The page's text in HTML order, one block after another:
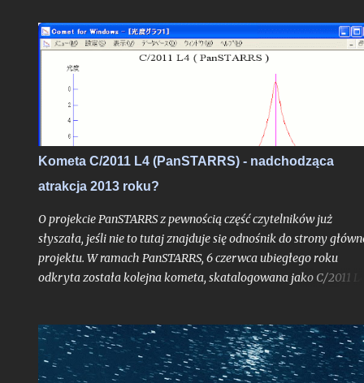
postanowiłem opisać teraz jeszcze szerzej w ramach całego
na blogu, albowiem stanowi ono bardzo interesujące zadanie
obserwacyjne, do wykonania którego chciałbym dziś zachęcić
zwłaszcza tych z Was, którzy mieszkają nad Morzem
Kometa C/2011 L4 (PanSTARRS) - nadchodząca
atrakcja 2013 roku?
O projekcie PanSTARRS z pewnością część czytelników już
słyszała, jeśli nie to tutaj znajduje się odnośnik do strony
projektu. W ramach PanSTARRS, 6 czerwca ubiegłego roku
odkryta została kolejna kometa, skatalogowana jako C/2011
zbyt wcześnie. - (Uwaga: w końcowej części tekstu nowe
aktualizacje prognoz ze stycznia 2013 roku). Kliknij jeśli chcesz
razu przejść do uaktualnienia . - Kliknij w ten link, jeśli chcesz